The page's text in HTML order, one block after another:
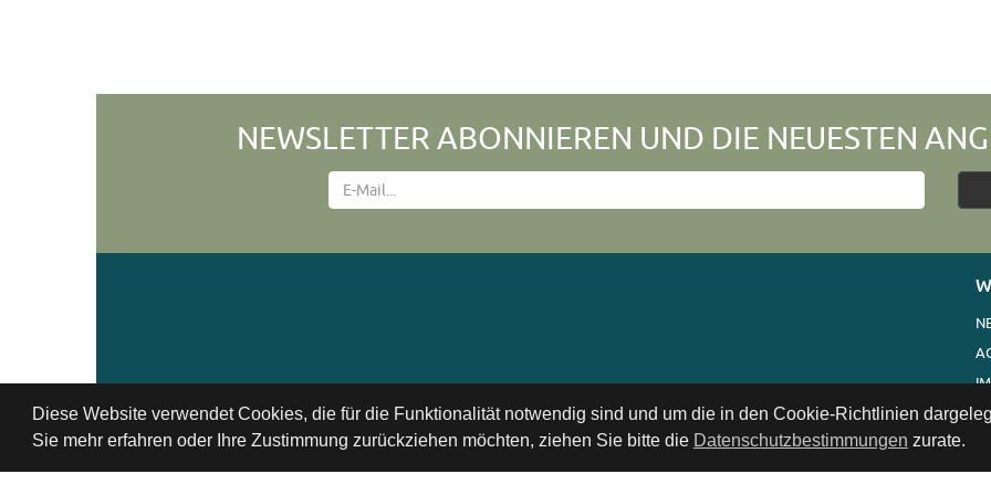
Diese Website verwendet Cookies, die für die Funktionalität notwendig sind und um die in den Cookie-Richtlinien
Sie mehr erfahren oder Ihre Zustimmung zurückziehen möchten, ziehen Sie bitte die Datenschutzbestimmungen zurate.
NEWSLETTER ABONNIEREN UND DIE NEUESTEN